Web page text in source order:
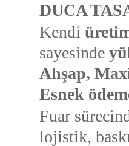
DUCA
Kendi
sayesinde
Ahşap,
Esnek
Fuar
lojistik,